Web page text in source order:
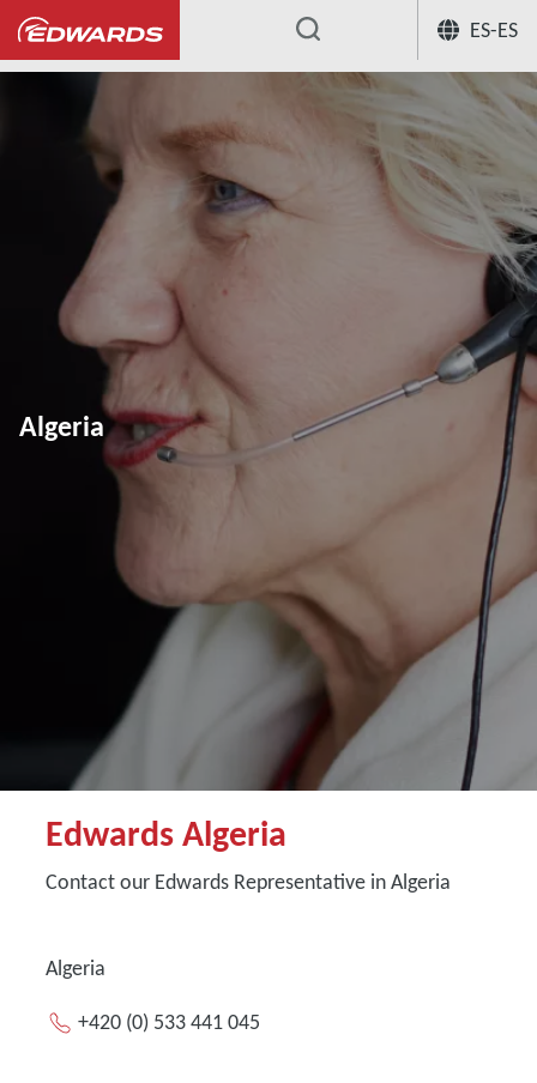
ES-ES
...
Algeria
Edwards Algeria
Contact our Edwards Representative in Algeria
Algeria
+420 (0) 533 441 045